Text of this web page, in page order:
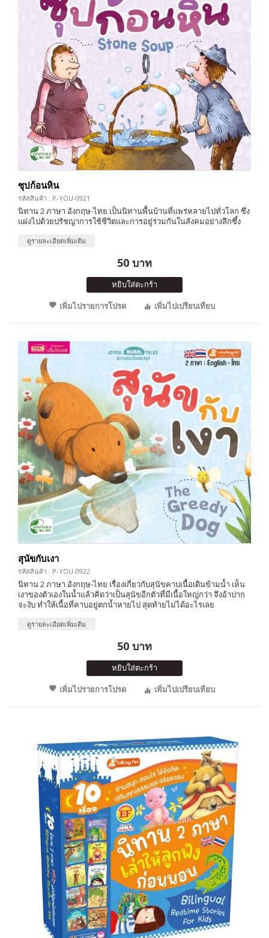
ซุปก้อนหิน
รหัสสินค้า : P-YOU-0921
นิทาน 2 ภาษา อังกฤษ-ไทย เป็นนิทานพื้นบ้านที่แพร่หลายไปทั่วโลก ซึ่ง
แฝงไปด้วยปรัชญาการใช้ชีวิตและการอยู่ร่วมกันในสังคมอย่างลึกซึ้ง
ดูรายละเอียดเพิ่มเติม
50 บาท
หยิบใส่ตะกร้า
เพิ่มไปรายการโปรด
เพิ่มไปเปรียบเทียบ
สุนัขกับเงา
รหัสสินค้า : P-YOU-0922
นิทาน 2 ภาษา อังกฤษ-ไทย เรื่องเกี่ยวกับสุนัขคาบเนื้อเดินข้ามน้ำ เห็น
เงาของตัวเองในน้ำแล้วคิดว่าเป็นสุนัขอีกตัวที่มีเนื้อใหญ่กว่า จึงอ้าปาก
จะงับ ทำให้เนื้อที่คาบอยู่ตกน้ำหายไป สุดท้ายไม่ได้อะไรเลย
ดูรายละเอียดเพิ่มเติม
50 บาท
หยิบใส่ตะกร้า
เพิ่มไปรายการโปรด
เพิ่มไปเปรียบเทียบ